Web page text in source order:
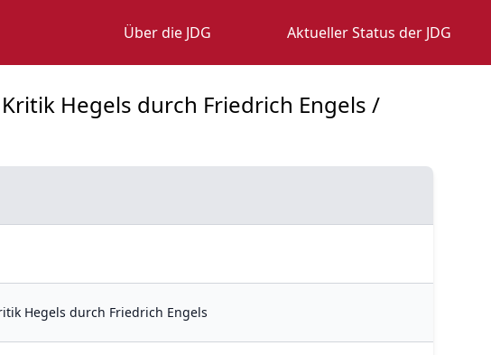
Über die JDG Aktueller Status der JDG
Hegels durch Friedrich Engels /
Hegels durch Friedrich Engels